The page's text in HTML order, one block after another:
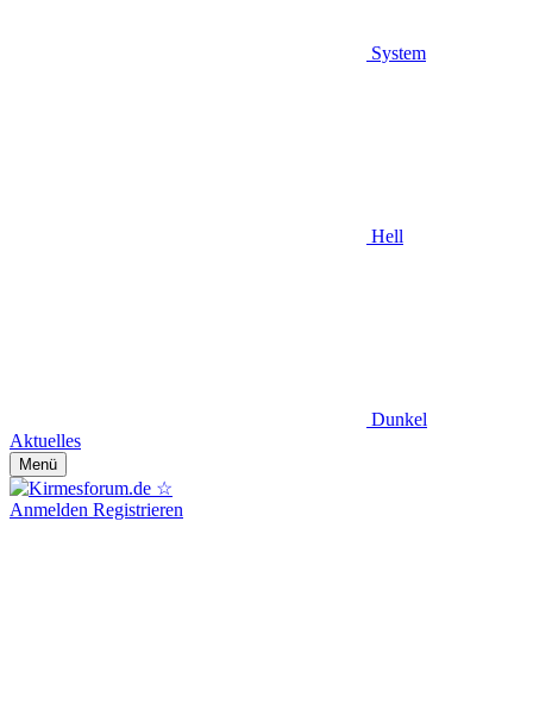
System
Hell
Dunkel
Aktuelles
Menü
Anmelden Registrieren